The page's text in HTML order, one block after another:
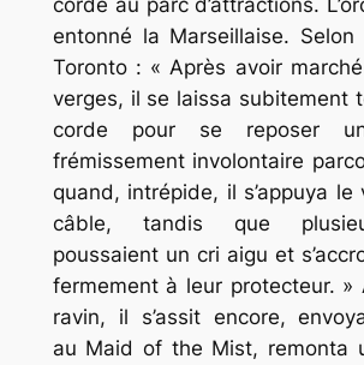
entonné la Marseillaise.
Toronto : « Après avoir
verges, il se laissa subitement
corde pour se reposer
frémissement involontaire
quand, intrépide, il s’appuya le
câble, tandis que
poussaient un cri aigu et
fermement à leur protecteur. »
ravin, il s’assit encore,
au Maid of the Mist, remonta